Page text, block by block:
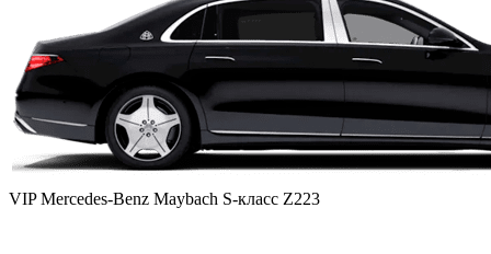
VIP Mercedes-Benz Maybach S-класс Z223